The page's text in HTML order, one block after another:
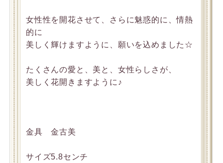
女性性を開花させて、さらに魅惑的に、情熱
的に
美しく輝けますように、願いを込めました☆
たくさんの愛と、美と、女性らしさが、
美しく花開きますように♪
金具 金古美
サイズ5.8センチ